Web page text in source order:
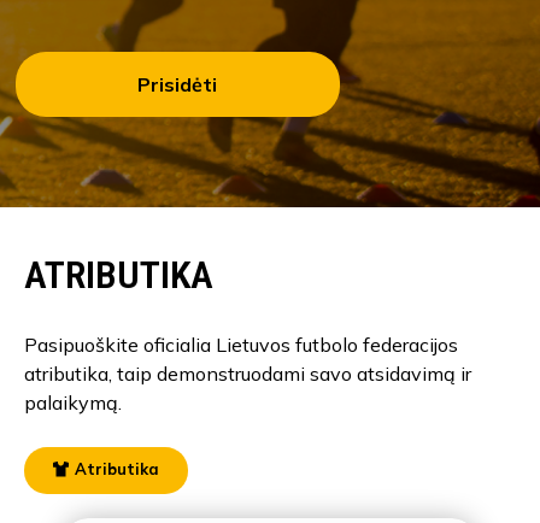
Prisidėti
ATRIBUTIKA
Pasipuoškite oficialia Lietuvos futbolo federacijos
atributika, taip demonstruodami savo atsidavimą ir
palaikymą.
Atributika